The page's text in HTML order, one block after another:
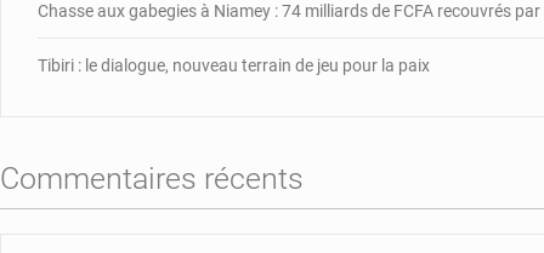
Chasse aux gabegies à Niamey : 74 milliards de FCFA recouvrés par
Tibiri : le dialogue, nouveau terrain de jeu pour la paix
Commentaires récents